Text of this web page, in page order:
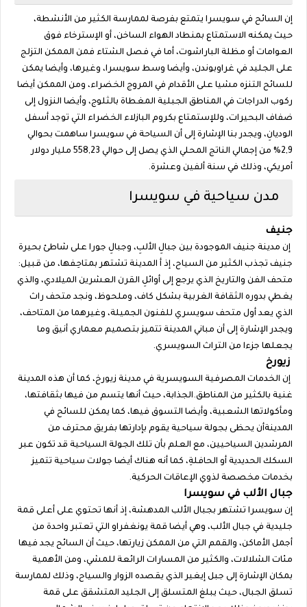
إن السائح في سويسرا يتمتع بفرصة لممارسة الكثير من الأنشطة،
حيث يمكنه الاستمتاع بمنطاد الهواء الساخن، أو الإسترخاء فوق
العوامات أو مظلة الباراشوت، أما في فصل الشتاء فمن الممكن التزلج
على الجليد في غراوبوندن، وأيضا وسط سويسرا، وغيرها، وأيضا يمكن
للسائح التنزه مشيا على الأقدام في المروج الخضراء، ومن الممكن أيضا
ركوب الدراجات في المناطق الجبلية المغطاة بالثلوج، وأيضا النزول إلى
ضفاف البحيرات، وللإستمتاع بكروم البازلاء الخضراء التي توجد أسفل
الوديانِ، ويجدر بنا الإشارة إلى أن السياحة في سويسرا ساهمت بحوالي
2,9% من إجمالي الناتج المحلي الذي يصل إلى حوالي 558,23 مليار دولار
أمريكي، وذلك في سنة ألفين وعشرة.
مدن سياحية في سويسرا
جنيف
إن مدينة جنيف الموجودة بين جبالِ الألبِ، وجبالِ جورا على شاطئ بحيرة
جنيف تجذب الكثير من السياح، إذ أ المدينة تشتهر بمتاحِفها، من قبيل:
متحف الفن والتاريخ الذي يرجع إلى أوائلِ القرن العشرين الميلادي، والذي
يغطي بدوره الثقافة الغربية بشكل كاف، وملحوظ، ونجد متحف راث
الذي يعد أول متحف سويسري للفنون الجميلة، وغيرهما من المتاحف،
ويجدر الإشارة إلى أن مباني المدينة تتميز بتصميم معماري أنيق وما
يجعلها جزءا من التراث السويسري.
زيورخ
إن الخدمات المصرفية السويسرية في مدينة زيورخ، كما أن هذه المدينة
غنية بالكثير من المناطق.الجذابة، حيث أنها يتسم من فيها بثقافتها،
ومأكولاتها الشعبية، وأيضا التسوق فيها، كما يمكن للسائح في
المدينةأن يحظى بجولة سياحية يقوم بإدارتها بفريق محترف من
المرشدين السياحيين، مع العلم بأن تلك الجولة السياحية قد تكون عبر
السكك الحديدية أو الحافلةِ، كما أنه هناك أيضا جولات سياحية تتميز
بخدمات مخصصة لذوي الإعاقات الحركية.
جبال الألب في سويسرا
إن سويسرا تشتهر بجبال الألب المدهشة، إذ أنها تحتوي على أعلى قمة
جليدية في جبال الألب، وهي أيضا قمة يونغفراو التي تعتبر واحدة من
أجمل الأماكن، والقمم التي من الممكن زيارتها، حيث أن السائح يجد فيها
مئات الشلالات، والكثير من المسارات الرائعة للمشي، ومن الأهمية
بمكان الإشارة إلى جبل إيغير الذي يقصده الزوار والسياح، وذلك لممارسة
تسلق الجبال، حيث يبلغ المتسلق إلى الجليد المتشقق على قمة